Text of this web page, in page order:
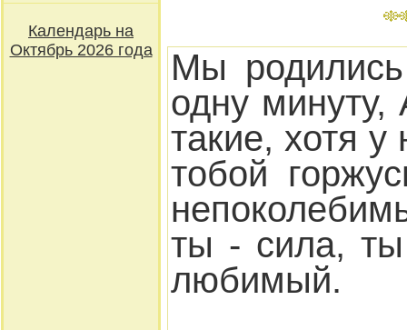
Календарь на
Октябрь 2026 года
Мы
одну
такие, хотя у
тобой
ты - сила,
любимый.